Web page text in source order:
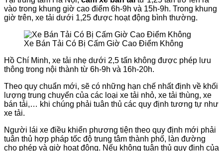
vào trong khung giờ cao điểm 6h-9h và 15h-9h. Trong khung
giờ trên, xe tải dưới 1,25 được hoạt động bình thường.
Xe Bán Tải Có Bị Cấm Giờ Cao Điểm Không
Hồ Chí Minh, xe tải nhẹ dưới 2,5 tấn không được phép lưu
thông trong nội thành từ 6h-9h và 16h-20h.
Theo quy chuẩn mới, sẽ có những hạn chế nhất định về khối
lượng trung chuyển của các loại xe tải nhỏ, xe tải thùng, xe
bán tải,… khi chúng phải tuân thủ các quy định tương tự như
xe tải.
Người lái xe điều khiển phương tiện theo quy định mới phải
tuân thủ hợp pháp tốc độ trung tâm thành phố, làn đường
cho phép và giờ hoạt động. Nếu không tuân thủ quy định của